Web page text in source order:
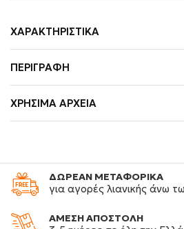
ΧΑΡΑΚΤΗΡΙΣΤΙΚΆ
ΠΕΡΙΓΡΑΦΉ
ΧΡΉΣΙΜΑ ΑΡΧΕΊΑ
ΔΩΡΕΑΝ ΜΕΤΑΦΟΡΙΚΑ
για αγορές λιανικής άνω
ΑΜΕΣΗ ΑΠΟΣΤΟΛΗ